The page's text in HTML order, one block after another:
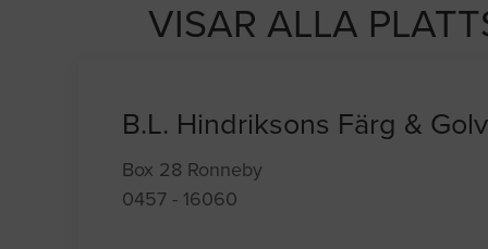
VISAR ALLA
B.L. Hindriksons Färg &
Box 28 Ronneby
0457 - 16060